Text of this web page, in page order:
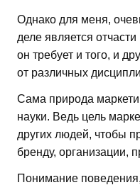
Однако для меня,
деле является
он требует и того, и
от различных
Сама природа
науки. Ведь цель
других людей, чтобы
бренду, организации,
Понимание